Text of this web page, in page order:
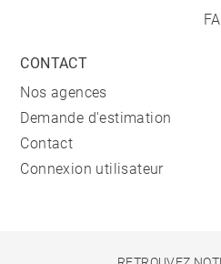
CONTACT
Nos agences
Demande d'estimation
Contact
Connexion utilisateur